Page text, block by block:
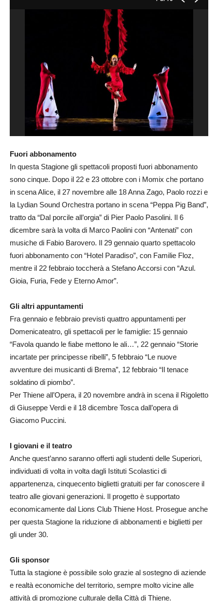
Fuori abbonamento
In questa Stagione gli spettacoli proposti fuori abbonamento
sono cinque. Dopo il 22 e 23 ottobre con i Momix che portano
in scena Alice, il 27 novembre alle 18 Anna Zago, Paolo rozzi e
la Lydian Sound Orchestra portano in scena “Peppa Pig Band”,
tratto da “Dal porcile all’orgia” di Pier Paolo Pasolini. Il 6
dicembre sarà la volta di Marco Paolini con “Antenati” con
musiche di Fabio Barovero. Il 29 gennaio quarto spettacolo
fuori abbonamento con “Hotel Paradiso”, con Familie Floz,
mentre il 22 febbraio toccherà a Stefano Accorsi con “Azul.
Gioia, Furia, Fede y Eterno Amor”.
Gli altri appuntamenti
Fra gennaio e febbraio previsti quattro appuntamenti per
Domenicateatro, gli spettacoli per le famiglie: 15 gennaio
“Favola quando le fiabe mettono le ali…”, 22 gennaio “Storie
incartate per principesse ribelli”, 5 febbraio “Le nuove
avventure dei musicanti di Brema”, 12 febbraio “Il tenace
soldatino di piombo”.
Per Thiene all’Opera, il 20 novembre andrà in scena il Rigoletto
di Giuseppe Verdi e il 18 dicembre Tosca dall’opera di
Giacomo Puccini.
I giovani e il teatro
Anche quest’anno saranno offerti agli studenti delle Superiori,
individuati di volta in volta dagli Istituti Scolastici di
appartenenza, cinquecento biglietti gratuiti per far conoscere il
teatro alle giovani generazioni. Il progetto è supportato
economicamente dal Lions Club Thiene Host. Prosegue anche
per questa Stagione la riduzione di abbonamenti e biglietti per
gli under 30.
Gli sponsor
Tutta la stagione è possibile solo grazie al sostegno di aziende
e realtà economiche del territorio, sempre molto vicine alle
attività di promozione culturale della Città di Thiene.